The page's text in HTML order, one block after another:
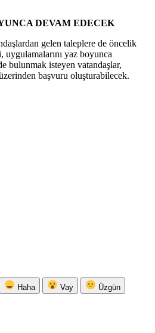
DEVAM EDECEK
gelen taleplere de öncelik
yaz boyunca
bulunmak isteyen vatandaşlar,
başvuru oluşturabilecek.
Haha Vay Üzgün